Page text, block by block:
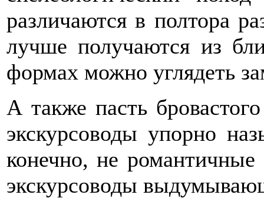
различаются в полтора
лучше получаются из
формах можно углядеть
А также пасть
экскурсоводы упорно
конечно, не
экскурсоводы